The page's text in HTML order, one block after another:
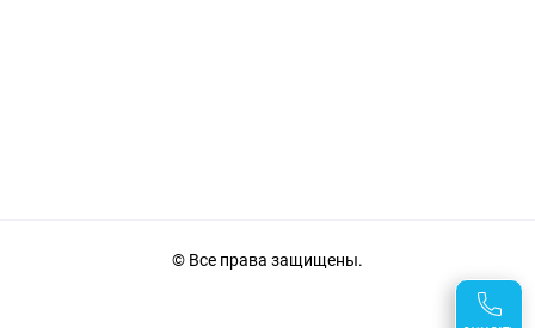
© Все права защищены.